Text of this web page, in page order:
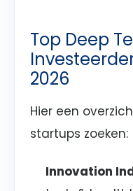
Top Deep
2026
Hier een
startups zoeken:
Innovation